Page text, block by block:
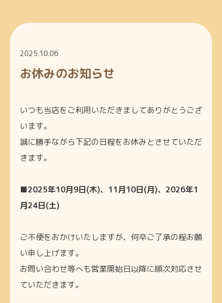
2025.10.06
お休みのお知らせ
いつも当店をご利用いただきましてありがとうござ
います。
誠に勝手ながら下記の日程をお休みとさせていただ
きます。
■2025年10月9日(木)、11月10日(月)、2026年1
月24日(土)
ご不便をおかけいたしますが、何卒ご了承の程お願
い申し上げます。
お問い合わせ等へも営業開始日以降に順次対応させ
ていただきます。